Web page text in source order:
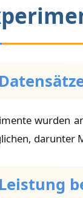
wurden
darunter